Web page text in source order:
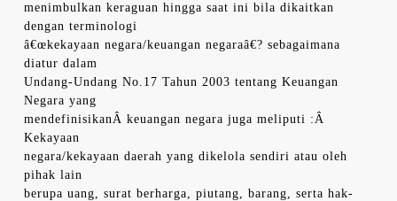
menimbulkan keraguan hingga saat ini bila dikaitkan
dengan terminologi
â€œkekayaan negara/keuangan negaraâ€? sebagaimana
diatur dalam
Undang-Undang No.17 Tahun 2003 tentang Keuangan
Negara yang
mendefinisikanÂ keuangan negara juga meliputi :Â
Kekayaan
negara/kekayaan daerah yang dikelola sendiri atau oleh
pihak lain
berupa uang, surat berharga, piutang, barang, serta hak-